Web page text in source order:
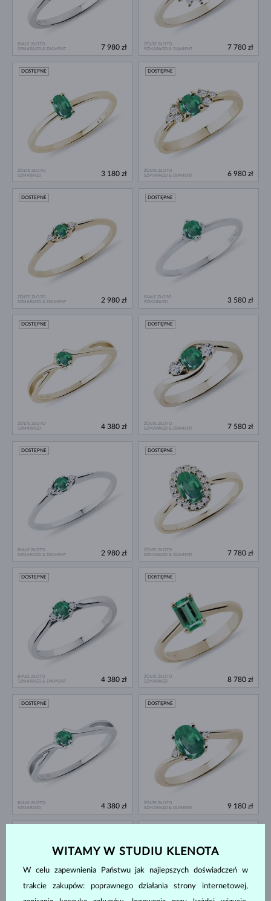
BIAŁE ZŁOTO
SZMARAGD & DIAMENT
7 980 zł
ŻÓŁTE ZŁOTO
SZMARAGD & DIAMENT
7 780 zł
ŻÓŁTE ZŁOTO
SZMARAGD
DOSTĘPNE
3 180 zł
ŻÓŁTE ZŁOTO
SZMARAGD & DIAMENT
DOSTĘPNE
6 980 zł
ŻÓŁTE ZŁOTO
SZMARAGD & DIAMENT
DOSTĘPNE
2 980 zł
BIAŁE ZŁOTO
SZMARAGD
DOSTĘPNE
3 580 zł
ŻÓŁTE ZŁOTO
SZMARAGD
DOSTĘPNE
4 380 zł
ŻÓŁTE ZŁOTO
SZMARAGD & DIAMENT
DOSTĘPNE
7 580 zł
BIAŁE ZŁOTO
SZMARAGD & DIAMENT
DOSTĘPNE
2 980 zł
ŻÓŁTE ZŁOTO
SZMARAGD & DIAMENT
DOSTĘPNE
7 780 zł
BIAŁE ZŁOTO
SZMARAGD & DIAMENT
DOSTĘPNE
4 380 zł
ŻÓŁTE ZŁOTO
SZMARAGD
DOSTĘPNE
8 780 zł
BIAŁE ZŁOTO
SZMARAGD
DOSTĘPNE
4 380 zł
ŻÓŁTE ZŁOTO
SZMARAGD & DIAMENT
DOSTĘPNE
9 180 zł
WITAMY W STUDIU KLENOTA
W celu zapewnienia Państwu jak najlepszych doświadczeń w
trakcie zakupów: poprawnego działania strony internetowej,